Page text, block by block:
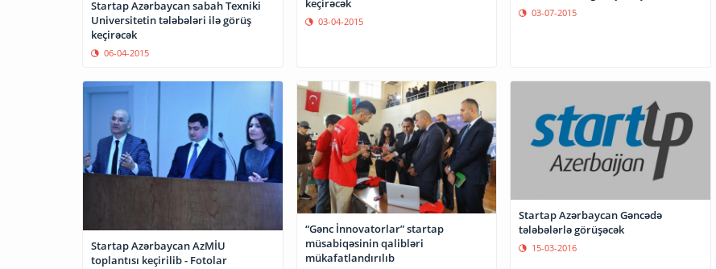
Startap Azərbaycan sabah Texniki
Universitetin tələbələri ilə görüş
keçirəcək
06-04-2015
keçirəcək
03-04-2015
03-07-2015
Startap Azərbaycan AzMİU
toplantısı keçirilib - Fotolar
“Gənc İnnovatorlar” startap
müsabiqəsinin qalibləri
mükafatlandırılıb
Startap Azərbaycan Gəncədə
tələbələrlə görüşəcək
15-03-2016